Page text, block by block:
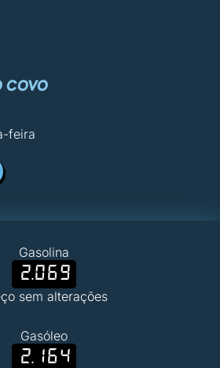
COVO
feira
Gasolina
2.069
sem alterações
Gasóleo
2.164